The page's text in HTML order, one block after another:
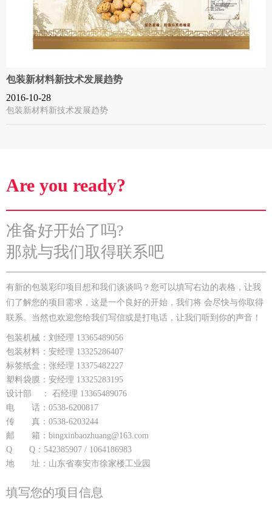
包装新材料新技术发展趋势
2016-10-28
包装新材料新技术发展趋势
Are you ready?
准备好开始了吗?
那就与我们取得联系吧
有新的包装彩印项目想和我们谈谈吗？您可以填写右边的表格，让我
们了解您的项目需求，这是一个良好的开始，我们将 会尽快与你取得
联系。当然也欢迎您给我们写信或是打电话，让我们听到你的声音！
包装机械：刘经理 13365489056
包装材料：安经理 13325286407
标签纸盒：张经理 13375482227
塑料袋膜：安经理 13325283195
设计部 ： 石经理 13365489076
电 话：0538-6200817
传 真：0538-6203244
邮 箱：bingxinbaozhuang@163.com
Q Q：542385907 / 1064186983
地 址：山东省泰安市徐家楼工业园
填写您的项目信息